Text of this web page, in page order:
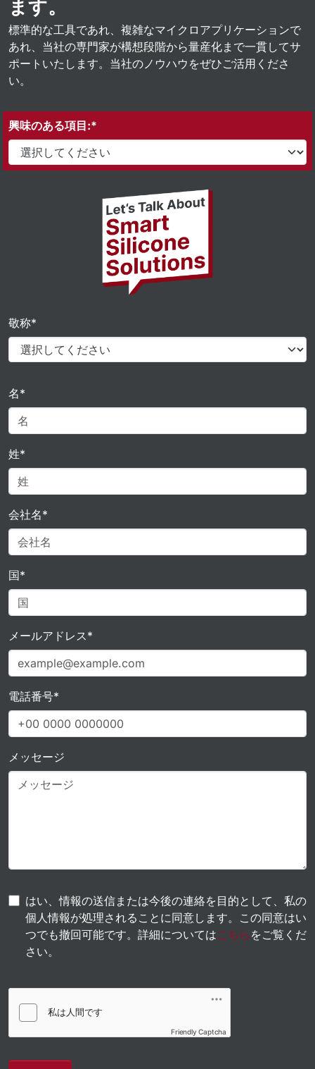
ます。
標準的な工具であれ、複雑なマイクロアプリケーションで
あれ、当社の専門家が構想段階から量産化まで一貫してサ
ポートいたします。当社のノウハウをぜひご活用くださ
い。
興味のある項目:*
敬称*
名*
姓*
会社名*
国*
メールアドレス*
電話番号*
メッセージ
はい、情報の送信または今後の連絡を目的として、私の
個人情報が処理されることに同意します。この同意はい
つでも撤回可能です。詳細についてはこちら をご覧くだ
さい。
Friendly Captcha